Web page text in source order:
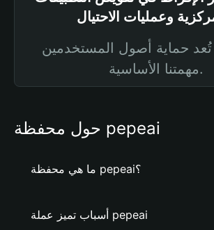
وعمليات الاحتيال
حماية أصول المستخدمين
مهمتنا الأساسية.
حول محفظة pepeai
ما هي محفظة pepeai؟
أسباب تميز عملة pepeai